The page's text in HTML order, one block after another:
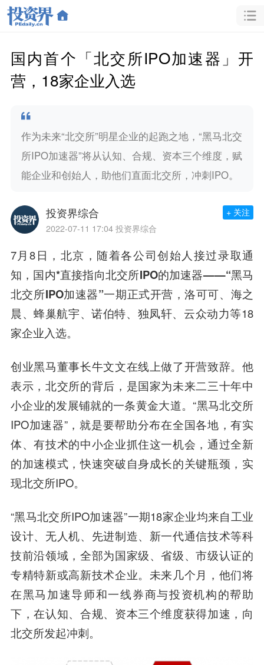
国内首个「北交所IPO加速器」开
营，18家企业入选
作为未来“北交所”明星企业的起跑之地，“黑马北交
所IPO加速器”将从认知、合规、资本三个维度，赋
能企业和创始人，助他们直面北交所，冲刺IPO。
投资界综合
2022-07-11 17:04 投资界综合
+ 关注
7月8日，北京，随着各公司创始人接过录取通
知， 国内*直接指向北交所IPO的加速器——“黑马
北交所IPO加速器”一期正式开营 ，洛可可、海之
晨、蜂巢航宇、诺伯特、独凤轩、云众动力等18
家企业入选。
创业黑马董事长牛文文在线上做了开营致辞。他
表示，北交所的背后，是国家为未来二三十年中
小企业的发展铺就的一条黄金大道。“黑马北交所
IPO加速器”，就是要帮助分布在全国各地，有实
体、有技术的中小企业抓住这一机会，通过全新
的加速模式，快速突破自身成长的关键瓶颈，实
现北交所IPO。
“黑马北交所IPO加速器”一期18家企业均来自工业
设计、无人机、先进制造、新一代通信技术等科
技前沿领域，全部为国家级、省级、市级认证的
专精特新或高新技术企业。未来几个月，他们将
在黑马加速导师和一线券商与投资机构的帮助
下，在认知、合规、资本三个维度获得加速，向
北交所发起冲刺。